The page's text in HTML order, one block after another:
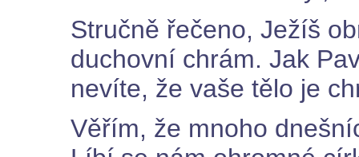
Stručně řečeno, Ježíš
duchovní chrám. Jak
nevíte, že vaše tělo je
Věřím, že mnoho